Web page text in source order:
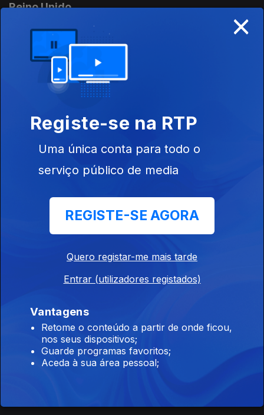
Reino Unido
Palavras que falam sobre a nossa relação com
os ecrãs
Rede Social TikTok
15 dez. 2020
Política de literacia mediática em Portugal
08 dez. 2020
A Polémica sobre Cidadania e
01 dez. 2020
Disciplina de Cidadania
×
Registe-se na RTP
Uma única conta para todo o
serviço público de media
REGISTE-SE AGORA
Quero registar-me mais tarde
Entrar (utilizadores registados)
Vantagens
Retome o conteúdo a partir de onde ficou,
nos seus dispositivos;
Guarde programas favoritos;
Aceda à sua área pessoal;